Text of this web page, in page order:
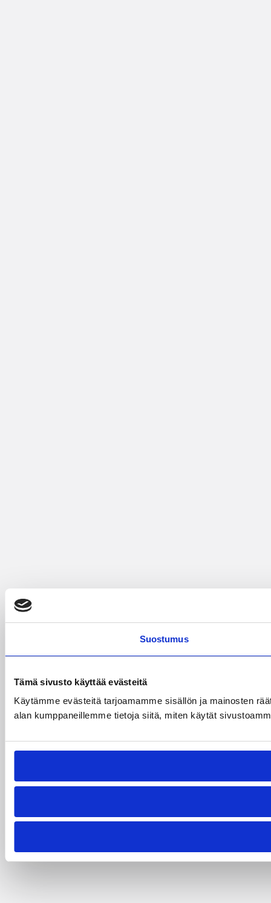
Suostumus
Tämä sivusto käyttää evästeitä
Käytämme evästeitä tarjoamamme sisällön ja mainosten
alan kumppaneillemme tietoja siitä, miten käytät